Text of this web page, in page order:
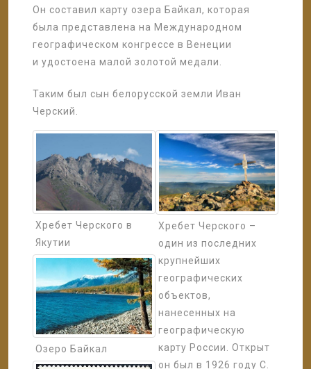
Он составил карту озера Байкал, которая
была представлена на Международном
географическом конгрессе в Венеции
и удостоена малой золотой медали.
Таким был сын белорусской земли Иван
Черский.
Хребет Черского в
Якутии
Озеро Байкал
Хребет Черского –
один из последних
крупнейших
географических
объектов,
нанесенных на
географическую
карту России. Открыт
он был в 1926 году С.